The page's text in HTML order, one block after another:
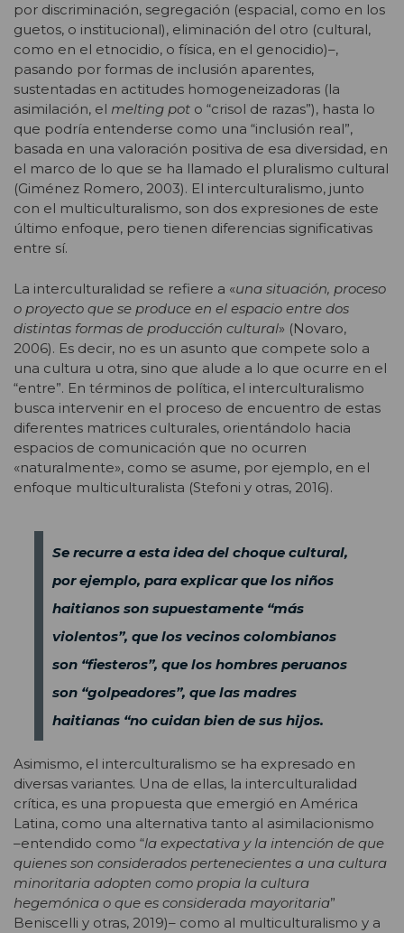
por discriminación, segregación (espacial, como en los
guetos, o institucional), eliminación del otro (cultural,
como en el etnocidio, o física, en el genocidio)–,
pasando por formas de inclusión aparentes,
sustentadas en actitudes homogeneizadoras (la
asimilación, el melting pot o “crisol de razas”), hasta lo
que podría entenderse como una “inclusión real”,
basada en una valoración positiva de esa diversidad, en
el marco de lo que se ha llamado el pluralismo cultural
(Giménez Romero, 2003). El interculturalismo, junto
con el multiculturalismo, son dos expresiones de este
último enfoque, pero tienen diferencias significativas
entre sí.
La interculturalidad se refiere a «una situación, proceso
o proyecto que se produce en el espacio entre dos
distintas formas de producción cultural» (Novaro,
2006). Es decir, no es un asunto que compete solo a
una cultura u otra, sino que alude a lo que ocurre en el
“entre”. En términos de política, el interculturalismo
busca intervenir en el proceso de encuentro de estas
diferentes matrices culturales, orientándolo hacia
espacios de comunicación que no ocurren
«naturalmente», como se asume, por ejemplo, en el
enfoque multiculturalista (Stefoni y otras, 2016).
Se recurre a esta idea del choque cultural,
por ejemplo, para explicar que los niños
haitianos son supuestamente “más
violentos”, que los vecinos colombianos
son “fiesteros”, que los hombres peruanos
son “golpeadores”, que las madres
haitianas “no cuidan bien de sus hijos.
Asimismo, el interculturalismo se ha expresado en
diversas variantes. Una de ellas, la interculturalidad
crítica, es una propuesta que emergió en América
Latina, como una alternativa tanto al asimilacionismo
–entendido como “la expectativa y la intención de que
quienes son considerados pertenecientes a una cultura
minoritaria adopten como propia la cultura
hegemónica o que es considerada mayoritaria”
Beniscelli y otras, 2019)– como al multiculturalismo y a